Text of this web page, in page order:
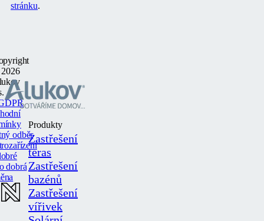
stránku.
Produkty
Zastřešení
teras
Zastřešení
bazénů
Zastřešení
vířivek
odběr
dobrá